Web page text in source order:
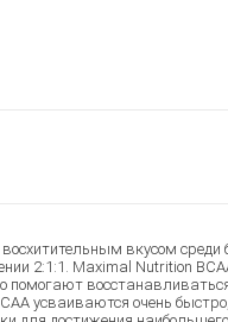
вкусом
2:1:1. Maximal Nutrition
помогают
усваиваются очень